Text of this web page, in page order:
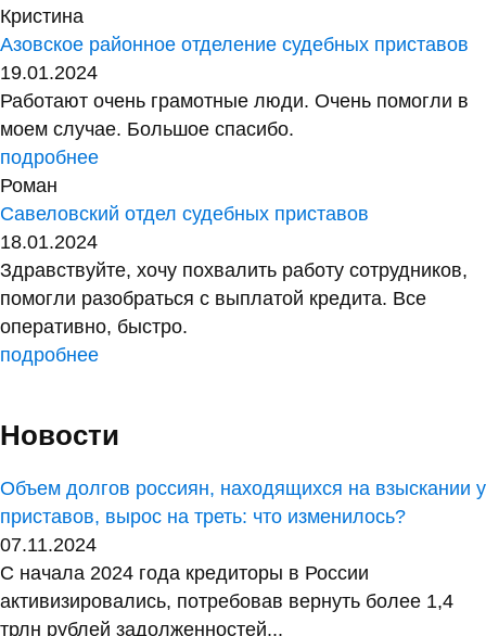
Кристина
Азовское районное отделение судебных приставов
19.01.2024
Работают очень грамотные люди. Очень помогли в
моем случае. Большое спасибо.
подробнее
Роман
Савеловский отдел судебных приставов
18.01.2024
Здравствуйте, хочу похвалить работу сотрудников,
помогли разобраться с выплатой кредита. Все
оперативно, быстро.
подробнее
Новости
Объем долгов россиян, находящихся на взыскании у
приставов, вырос на треть: что изменилось?
07.11.2024
С начала 2024 года кредиторы в России
активизировались, потребовав вернуть более 1,4
трлн рублей задолженностей...